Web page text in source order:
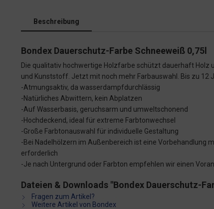
Beschreibung
Bondex Dauerschutz-Farbe Schneeweiß 0,75l
Die qualitativ hochwertige Holzfarbe schützt dauerhaft Holz
und Kunststoff. Jetzt mit noch mehr Farbauswahl. Bis zu 12
-Atmungsaktiv, da wasserdampfdurchlässig
-Natürliches Abwittern, kein Abplatzen
-Auf Wasserbasis, geruchsarm und umweltschonend
-Hochdeckend, ideal für extreme Farbtonwechsel
-Große Farbtonauswahl für individuelle Gestaltung
-Bei Nadelhölzern im Außenbereich ist eine Vorbehandlung
erforderlich
-Je nach Untergrund oder Farbton empfehlen wir einen
Dateien & Downloads "Bondex Dauerschutz-
Fragen zum Artikel?
Weitere Artikel von Bondex